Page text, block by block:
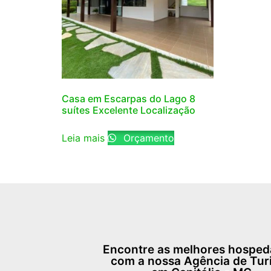
Casa em Escarpas do Lago 8
suítes Excelente Localização
Leia mais Orçamento
Encontre as melhores
com a nossa Agência de